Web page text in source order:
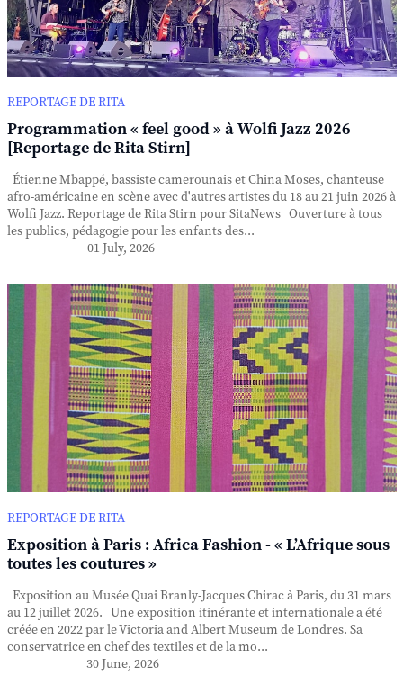
REPORTAGE DE RITA
Programmation « feel good » à Wolfi Jazz 2026
[Reportage de Rita Stirn]
Étienne Mbappé, bassiste camerounais et China Moses, chanteuse
afro-américaine en scène avec d'autres artistes du 18 au 21 juin 2026 à
Wolfi Jazz. Reportage de Rita Stirn pour SitaNews Ouverture à tous
les publics, pédagogie pour les enfants des...
01 July, 2026
REPORTAGE DE RITA
Exposition à Paris : Africa Fashion - « L’Afrique sous
toutes les coutures »
Exposition au Musée Quai Branly-Jacques Chirac à Paris, du 31 mars
au 12 juillet 2026. Une exposition itinérante et internationale a été
créée en 2022 par le Victoria and Albert Museum de Londres. Sa
conservatrice en chef des textiles et de la mo...
30 June, 2026